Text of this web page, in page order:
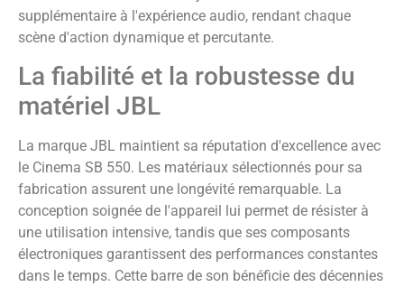
supplémentaire à l'expérience audio, rendant chaque
scène d'action dynamique et percutante.
La fiabilité et la robustesse du
matériel JBL
La marque JBL maintient sa réputation d'excellence avec
le Cinema SB 550. Les matériaux sélectionnés pour sa
fabrication assurent une longévité remarquable. La
conception soignée de l'appareil lui permet de résister à
une utilisation intensive, tandis que ses composants
électroniques garantissent des performances constantes
dans le temps. Cette barre de son bénéficie des décennies